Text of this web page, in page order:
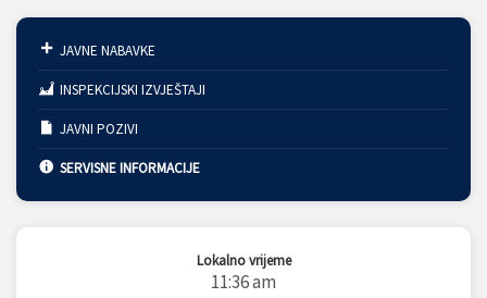
JAVNE NABAVKE
INSPEKCIJSKI IZVJEŠTAJI
JAVNI POZIVI
SERVISNE INFORMACIJE
Lokalno vrijeme
11:36 am